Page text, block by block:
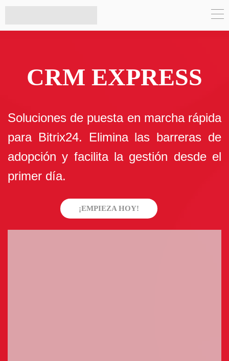
CRM EXPRESS
Soluciones de puesta en marcha rápida
para Bitrix24. Elimina las barreras de
adopción y facilita la gestión desde el
primer día.
¡EMPIEZA HOY!